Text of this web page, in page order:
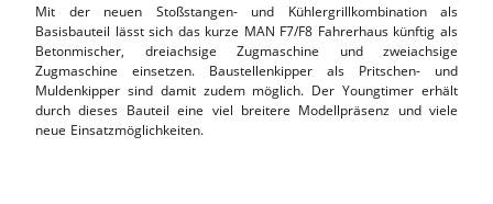
Mit der neuen Stoßstangen- und Kühlergrillkombination als
Basisbauteil lässt sich das kurze MAN F7/F8 Fahrerhaus künftig als
Betonmischer, dreiachsige Zugmaschine und zweiachsige
Zugmaschine einsetzen. Baustellenkipper als Pritschen- und
Muldenkipper sind damit zudem möglich. Der Youngtimer erhält
durch dieses Bauteil eine viel breitere Modellpräsenz und viele
neue Einsatzmöglichkeiten.